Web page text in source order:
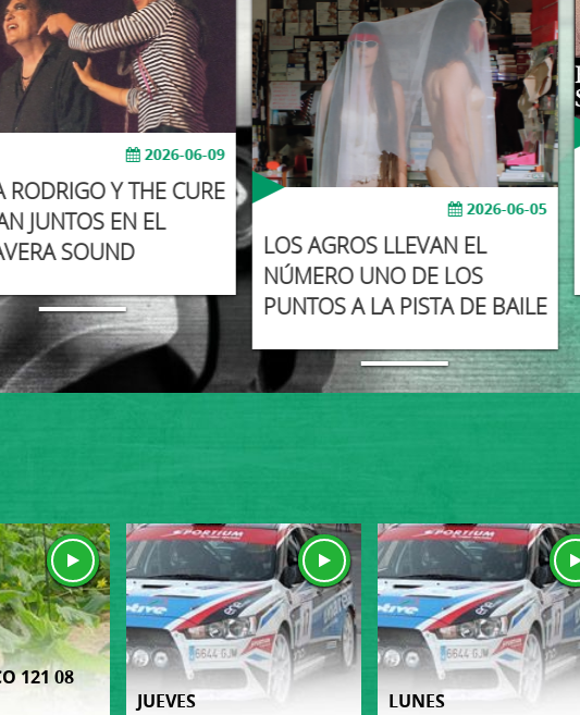
2026-06-09
RODRIGO Y THE CURE
JUNTOS EN EL
SOUND
2026-06-05
LOS AGROS LLEVAN EL
NÚMERO UNO DE LOS
PUNTOS A LA PISTA DE BAILE
121 08
JUEVES LUNES